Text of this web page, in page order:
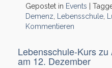
Gepostet in Events
Demenz
Lebensschule
Kommentieren
Lebensschule-Kurs
am 12. Dezember